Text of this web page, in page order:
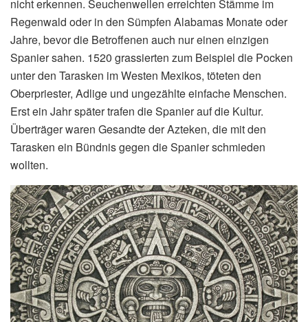
nicht erkennen. Seuchenwellen erreichten Stämme im
Regenwald oder in den Sümpfen Alabamas Monate oder
Jahre, bevor die Betroffenen auch nur einen einzigen
Spanier sahen. 1520 grassierten zum Beispiel die Pocken
unter den Tarasken im Westen Mexikos, töteten den
Oberpriester, Adlige und ungezählte einfache Menschen.
Erst ein Jahr später trafen die Spanier auf die Kultur.
Überträger waren Gesandte der Azteken, die mit den
Tarasken ein Bündnis gegen die Spanier schmieden
wollten.